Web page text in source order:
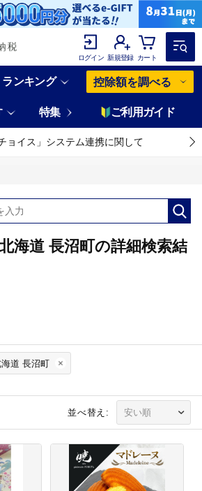
ログイン 新規登録 カート
ランキング 控除額を調べる
特集 ご利用ガイド
ョイス」システム連携に関して
海道 長沼町の詳細検索結
道 長沼町
並べ替え: